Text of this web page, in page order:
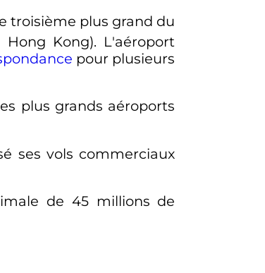
troisième plus grand du
Kong). L'aéroport
pour plusieurs
plus grands aéroports
ses vols commerciaux
de 45 millions de